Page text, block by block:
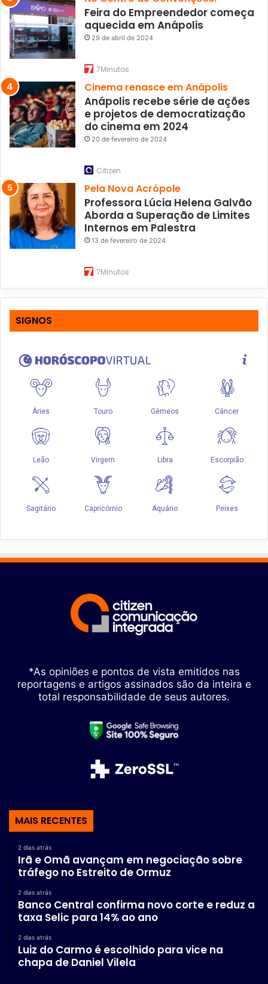
Feira do Empreendedor começa
aquecida em Anápolis
29 de abril de 2024
7Minutos
Cinema renasce em Anápolis
Anápolis recebe série de ações
e projetos de democratização
do cinema em 2024
20 de fevereiro de 2024
Citizen
Pela Nova Acrópole
Professora Lúcia Helena Galvão
Aborda a Superação de Limites
Internos em Palestra
13 de fevereiro de 2024
7Minutos
SIGNOS
*As opiniões e pontos de vista emitidos nas
reportagens e artigos assinados são da inteira e
total responsabilidade de seus autores.
MAIS RECENTES
2 dias atrás
Irã e Omã avançam em negociação sobre
tráfego no Estreito de Ormuz
2 dias atrás
Banco Central confirma novo corte e reduz a
taxa Selic para 14% ao ano
2 dias atrás
Luiz do Carmo é escolhido para vice na
chapa de Daniel Vilela